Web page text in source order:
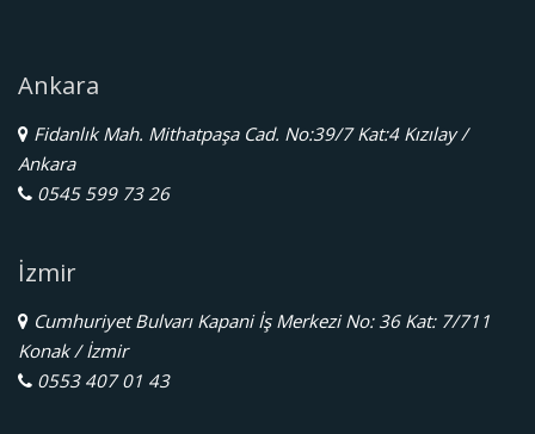
Ankara
Fidanlık Mah. Mithatpaşa Cad. No:39/7 Kat:4 Kızılay /
Ankara
0545 599 73 26
İzmir
Cumhuriyet Bulvarı Kapani İş Merkezi No: 36 Kat: 7/711
Konak / İzmir
0553 407 01 43